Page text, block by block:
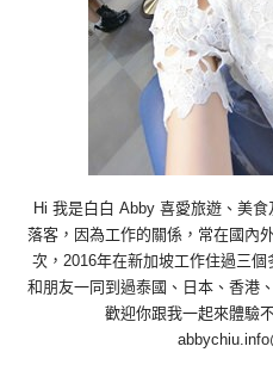
Hi 我是白白 Abby 喜愛旅遊、美
落客，因為工作的關係，常在國內
次，2016年在新加坡工作住過三
和朋友一同到過泰國、日本、香港
歡迎你跟我一起來體驗